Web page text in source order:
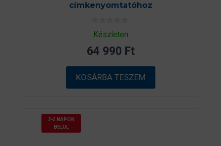
címkenyomtatóhoz
0
a
5
b
ő
l
Készleten
64 990 Ft
KOSÁRBA TESZEM
2-3 NAPON
BELÜL